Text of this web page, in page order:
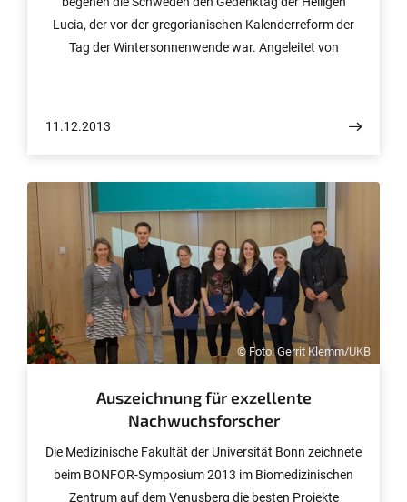
Lucia, der vor der gregorianischen Kalenderreform der
Tag der Wintersonnenwende war. Angeleitet von
11.12.2013
© Foto: Gerrit Klemm/UKB
Auszeichnung für exzellente
Nachwuchsforscher
Die Medizinische Fakultät der Universität Bonn zeichnete
beim BONFOR-Symposium 2013 im Biomedizinischen
Zentrum auf dem Venusberg die besten Projekte